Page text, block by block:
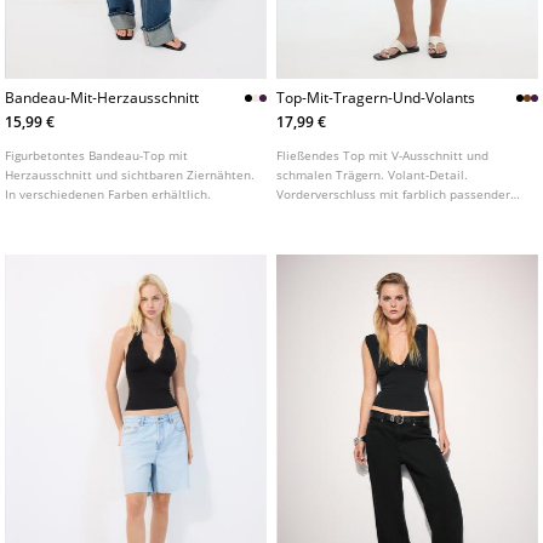
Bandeau-Mit-Herzausschnitt
15,99 €
Figurbetontes Bandeau-Top mit
Herzausschnitt und sichtbaren Ziernähten.
In verschiedenen Farben erhältlich.
Top-Mit-Tragern-Und-Volants
17,99 €
Fließendes Top mit V-Ausschnitt und
schmalen Trägern. Volant-Detail.
Vorderverschluss mit farblich passender